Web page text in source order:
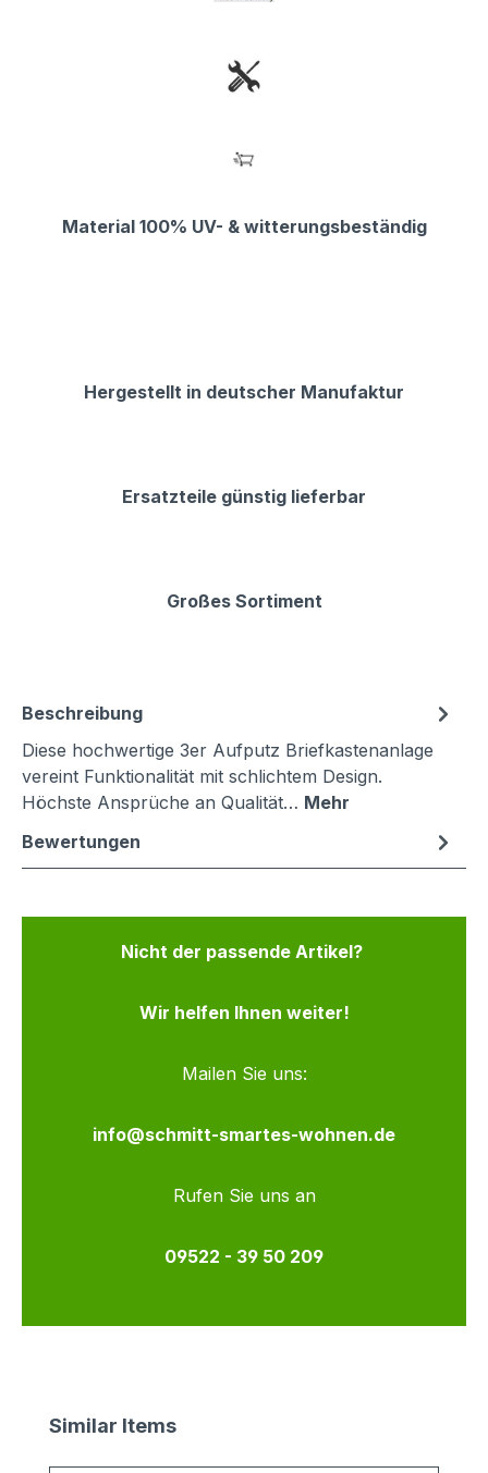
Material 100% UV- & witterungsbeständig
Hergestellt in deutscher Manufaktur
Ersatzteile günstig lieferbar
Großes Sortiment
Beschreibung
Diese hochwertige 3er Aufputz Briefkastenanlage
vereint Funktionalität mit schlichtem Design.
Höchste Ansprüche an Qualität… Mehr
Bewertungen
Nicht der passende Artikel?
Wir helfen Ihnen weiter!
Mailen Sie uns:
info@schmitt-smartes-wohnen.de
Rufen Sie uns an
09522 - 39 50 209
Produktgalerie überspringen
Similar Items